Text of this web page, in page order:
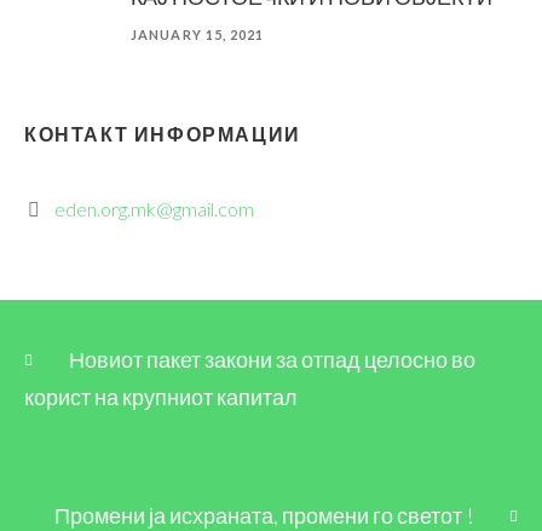
JANUARY 15, 2021
КОНТАКТ ИНФОРМАЦИИ
eden.org.mk@gmail.com
Новиот пакет закони за отпад целосно во
корист на крупниот капитал
Промени ја исхраната, промени го светот !